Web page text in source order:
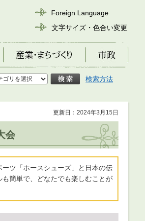
Foreign Language
文字サイズ・色合い変更
産業・まちづくり 市政
検索方法
更新日：2024年3月15日
会
ツ「ホースシューズ」と日本の伝
簡単で、どなたでも楽しむことが